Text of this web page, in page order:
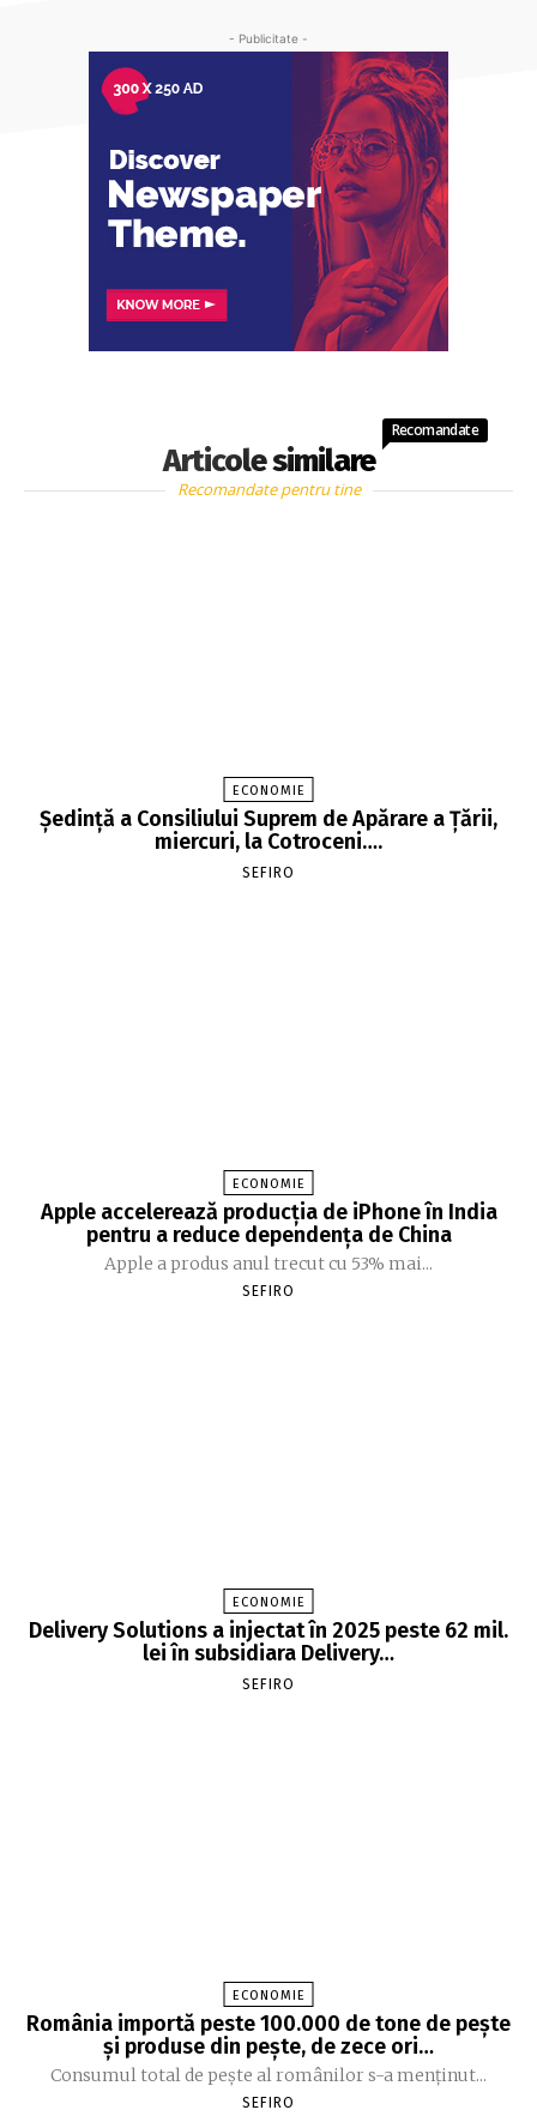
- Publicitate -
Articole similare
Recomandate
Recomandate pentru tine
ECONOMIE
Şedinţă a Consiliului Suprem de Apărare a Ţării,
miercuri, la Cotroceni….
SEFIRO
ECONOMIE
Apple accelerează producția de iPhone în India
pentru a reduce dependența de China
Apple a produs anul trecut cu 53% mai...
SEFIRO
ECONOMIE
Delivery Solutions a injectat în 2025 peste 62 mil.
lei în subsidiara Delivery…
SEFIRO
ECONOMIE
România importă peste 100.000 de tone de peşte
şi produse din peşte, de zece ori…
Consumul total de peşte al ro­mâ­nilor s-a menţinut...
SEFIRO